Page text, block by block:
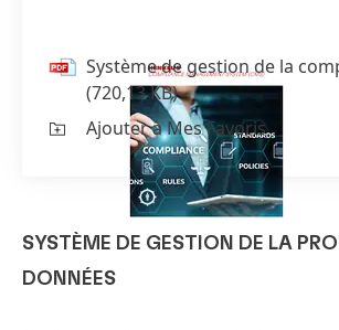
Système de gestion de la
(720,13 KB)
Ajouter à Mes Favoris
SYSTÈME DE GESTION DE LA
DONNÉES